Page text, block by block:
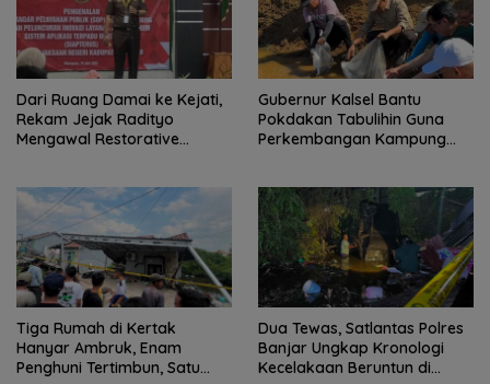
Dari Ruang Damai ke Kejati,
Rekam Jejak Radityo
Mengawal Restorative
Gubernur Kalsel Bantu
Pokdakan Tabulihin Guna
Perkembangan Kampung
Tiga Rumah di Kertak
Hanyar Ambruk, Enam
Penghuni Tertimbun, Satu
Dua Tewas, Satlantas Polres
Banjar Ungkap Kronologi
Kecelakaan Beruntun di